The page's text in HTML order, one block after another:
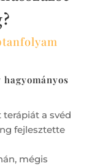
a svéd
fejlesztette
mégis